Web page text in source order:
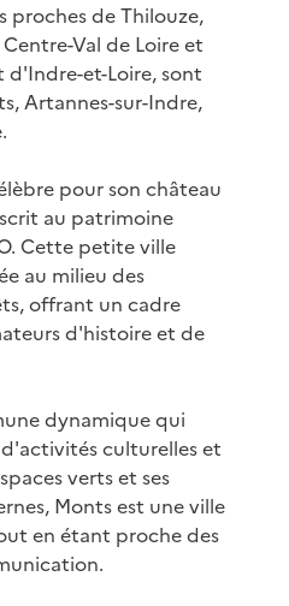
proches de Thilouze,
Val de Loire et
et-Loire, sont
Artannes-sur-Indre,
pour son château
au patrimoine
Cette petite ville
au milieu des
offrant un cadre
d'histoire et de
dynamique qui
culturelles et
verts et ses
Monts est une ville
en étant proche des